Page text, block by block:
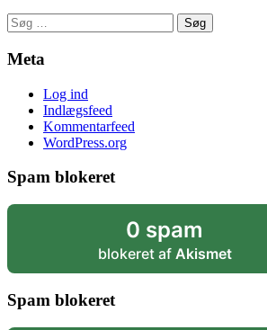
Søg
efter:
Meta
Log ind
Indlægsfeed
Kommentarfeed
WordPress.org
Spam blokeret
0 spam
blokeret af Akismet
Spam blokeret